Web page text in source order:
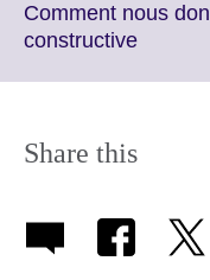
Comment nous
constructiveClick
Share this